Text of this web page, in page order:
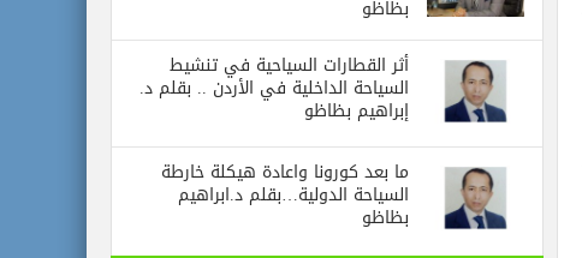
بظاظو
أثر القطارات السياحية في تنشيط
السياحة الداخلية في الأردن .. بقلم د.
إبراهيم بظاظو
ما بعد كورونا واعادة هيكلة خارطة
السياحة الدولية…بقلم د.ابراهيم
بظاظو